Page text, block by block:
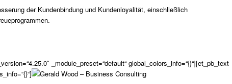
der Kundenbindung und Kundenloyalität, einschließlich
_module_preset=“default“ global_colors_info=“{}“][et_pb_text